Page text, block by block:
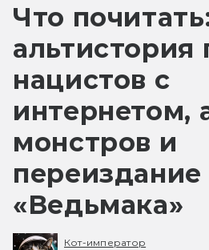
Что
альтистория
нацистов с
интернетом,
монстров и
переиздание
«Ведьмака»
Кот-император